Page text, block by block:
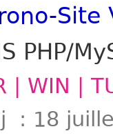
Site
PHP/
| WIN |
: 18